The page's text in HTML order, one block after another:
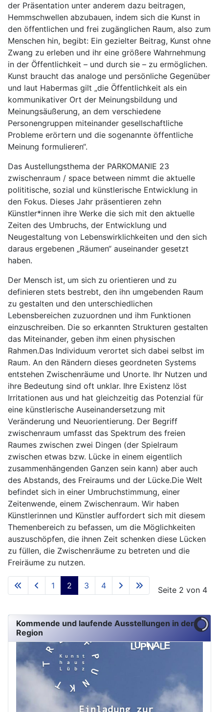
der Präsentation unter anderem dazu beitragen,
Hemmschwellen abzubauen, indem sich die Kunst in
den öffentlichen und frei zugänglichen Raum, also zum
Menschen hin, begibt: Ein gezielter Beitrag, Kunst ohne
Zwang zu erleben und ihr eine größere Wahrnehmung
in der Öffentlichkeit – und durch sie – zu ermöglichen.
Kunst braucht das analoge und persönliche Gegenüber
und laut Habermas gilt „die Öffentlichkeit als ein
kommunikativer Ort der Meinungsbildung und
Meinungsäußerung, an dem verschiedene
Personengruppen miteinander gesellschaftliche
Probleme erörtern und die sogenannte öffentliche
Meinung formulieren“.
Das Austellungsthema der PARKOMANIE 23
zwischenraum / space between nimmt die aktuelle
polititische, sozial und künstlerische Entwicklung in
den Fokus. Dieses Jahr präsentieren zehn
Künstler*innen ihre Werke die sich mit den aktuelle
Zeiten des Umbruchs, der Entwicklung und
Neugestaltung von Lebenswirklichkeiten und den sich
daraus ergebenen „Räumen“ auseinander gesetzt
haben.
Der Mensch ist, um sich zu orientieren und zu
definieren stets bestrebt, den ihn umgebenden Raum
zu gestalten und den unterschiedlichen
Lebensbereichen zuzuordnen und ihm Funktionen
einzuschreiben. Die so erkannten Strukturen gestalten
das Miteinander, geben ihm einen physischen
Rahmen.Das Individuum verortet sich dabei selbst im
Raum. An den Rändern dieses geordneten Systems
entstehen Zwischenräume und Unorte. Ihr Nutzen und
ihre Bedeutung sind oft unklar. Ihre Existenz löst
Irritationen aus und hat gleichzeitig das Potenzial für
eine künstlerische Auseinandersetzung mit
Veränderung und Neuorientierung. Der Begriff
zwischenraum umfasst das Spektrum des freien
Raumes zwischen zwei Dingen (der Spielraum
zwischen etwas bzw. Lücke in einem eigentlich
zusammenhängenden Ganzen sein kann) aber auch
des Abstands, des Freiraums und der Lücke.Die Welt
befindet sich in einer Umbruchstimmung, einer
Zeitenwende, einem Zwischenraum. Wir haben
Künstlerinnen und Künstler auffordert sich mit diesem
Themenbereich zu befassen, um die Möglichkeiten
auszuschöpfen, die ihnen Zeit schenken diese Lücken
zu füllen, die Zwischenräume zu betreten und die
Freiräume zu nutzen.
Seite 2 von 4
1 2 3 4
Kommende und laufende Ausstellungen in der
Region